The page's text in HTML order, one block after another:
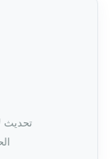
تحديث